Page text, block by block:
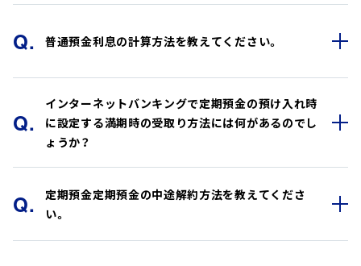
案内します。詳細はこちら。
普通預金へのご入金
提携ATMからのご入金、または他行からのお振込み
がご利用いただけます。
定期預金へのご入金
Q. 普通預金利息の計算方法を教えてください。
A.
以下の計算式で計算できます。詳細はこちら。
利息 ＝ 期間中の毎日の最終残高の合計額（※）×
利率÷365
Q.
インターネットバンキングで定期預金の預け入れ時
に設定する満期時の受取り方法には何があるのでし
ょうか？
A.
定期預金のお預け入れ時に選択できるお受け取り方
法は、元金自動継続、元利金自動継続、満期日自動解約
Q.
定期預金定期預金の中途解約方法を教えてくださ
い。